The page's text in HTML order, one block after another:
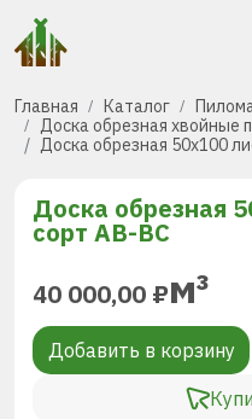
Главная Каталог
Доска обрезная хвойные
Доска обрезная 50х100
Доска обрезная
сорт AB-BC
40 000,00 ₽м³
Добавить в корзину